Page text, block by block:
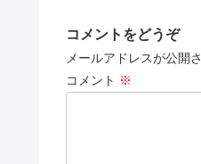
コメントをどうぞ
メールアドレスが公開
コメント ※